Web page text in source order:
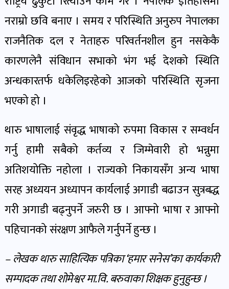
नराम्रो छवि बनाए । समय र परिस्थिति अनुरुप नेपालका
राजनैतिक दल र नेताहरु परिवर्तनशील हुन नसकेकै
कारणलेनै संविधान सभाको भंग भई देशको स्थिति
अन्धकारतर्फ धकेलिइरहेको आजको परिस्थिति सृजना
भएको हो ।
थारु भाषालाई संवृद्ध भाषाको रुपमा विकास र सम्वर्धन
गर्नु हामी सबैको कर्तव्य र जिम्मेवारी हो भन्नुमा
अतिशयोक्ति नहोला । राज्यको निकायसँग अन्य भाषा
सरह अध्ययन अध्यापन कार्यलाई अगाडी बढाउन सुत्रबद्ध
गरी अगाडी बढ्नुपर्ने जरुरी छ । आफ्नो भाषा र आफ्नो
पहिचानको संरक्षण आफैले गर्नुपर्ने हुन्छ ।
– लेखक थारु साहित्यिक पत्रिका ‘हमार सनेस’का कार्यकारी
सम्पादक तथा शोमेश्वर मा.वि. बरुवाका शिक्षक हुनुहुन्छ ।